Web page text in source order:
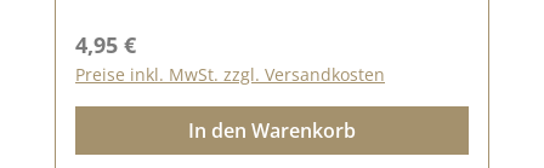
Regulärer Preis:
4,95 €
Preise inkl. MwSt. zzgl. Versandkosten
In den Warenkorb